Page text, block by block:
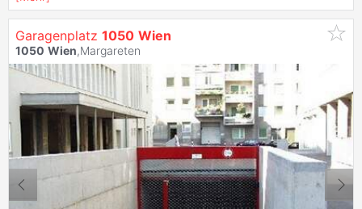
Garagenplatz 1050 Wien
1050 Wien,Margareten